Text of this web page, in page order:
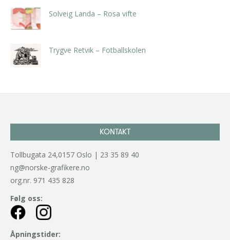
Solveig Landa – Rosa vifte
Trygve Retvik – Fotballskolen
KONTAKT
Tollbugata 24,0157 Oslo | 23 35 89 40
ng@norske-grafikere.no
org.nr. 971 435 828
Følg oss:
Åpningstider: